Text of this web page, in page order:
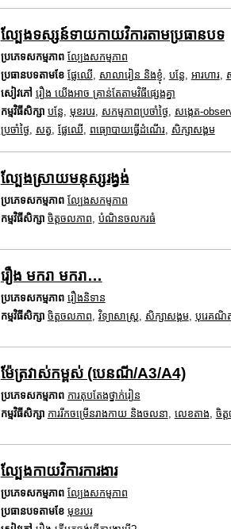
ល្បែងទស្សន៍ទាយកាយវិការតាមប្រធានបទ
ប្រភេទសកម្មភាព ល្បែងសកម្មភាព
ប្រធានបទតាមខែ ផ្លែឈើ សាលារៀន និងខ្ញុំ បន្លែ អារហារ,
សៀវភៅ រឿង យើងអាច គ្រាន់តែតាមវិធីផ្សេងគ្នា
កម្មវិធីសិក្សា បន្លែ មុខរបរ, សកម្មភាពប្រចាំថ្ងៃ សង្កេត-
ប្រចាំថ្ងៃ
សត្វ ផ្លែឈើ ពធ្យោបាយធ្វើដំណើរ, សិក្សាសង្គម
ល្បែងស្រាយមនុស្សរង្វង់
ប្រភេទសកម្មភាព ល្បែងសកម្មភាព
កម្មវិធីសិក្សា ចិត្តចលភាព បំណិនចលករធំ
រឿង មករា មករា…
ប្រភេទសកម្មភាព រឿងនិទាន
កម្មវិធីសិក្សា ចិត្តចលភាព វិទ្យាសាស្រ្ត សិក្សាសង្គម, បុរេគណិ
ម៉ែត្រវាស់កម្ពស់ (បេនណី/A3/A4)
ប្រភេទសកម្មភាព ការតុបតែងថ្នាក់រៀន
កម្មវិធីសិក្សា ការរីកចម្រើនរាងកាយ និងចលនា លេខតាង ចិត្
ល្បែងកាយវិការការងារ
ប្រភេទសកម្មភាព ល្បែងសកម្មភាព
ប្រធានបទតាមខែ មុខរបរ